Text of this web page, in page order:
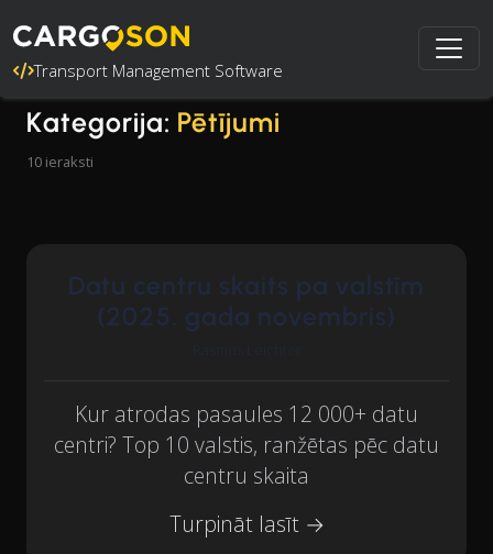
Transport Management Software
Kategorija: Pētījumi
10 ieraksti
Datu centru skaits pa valstīm
(2025. gada novembris)
Rasmus Leichter
Kur atrodas pasaules 12 000+ datu
centri? Top 10 valstis, ranžētas pēc datu
centru skaita
Turpināt lasīt →